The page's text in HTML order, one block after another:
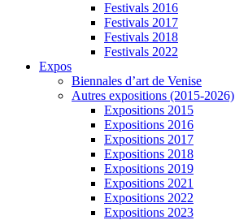
Festivals 2016
Festivals 2017
Festivals 2018
Festivals 2022
Expos
Biennales d’art de Venise
Autres expositions (2015-2026)
Expositions 2015
Expositions 2016
Expositions 2017
Expositions 2018
Expositions 2019
Expositions 2021
Expositions 2022
Expositions 2023